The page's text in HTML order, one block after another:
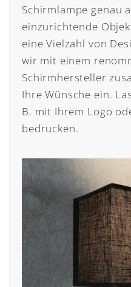
Schirmlampe genau
einzurichtende
eine Vielzahl von
wir mit einem
Schirmhersteller
Ihre Wünsche ein.
B. mit Ihrem Logo
bedrucken.